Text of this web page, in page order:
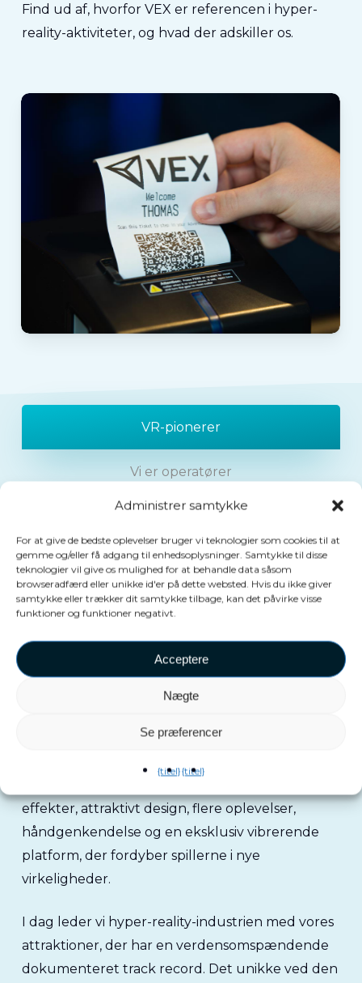
Administrer samtykke
For at give de bedste oplevelser bruger vi teknologier som cookies til at
gemme og/eller få adgang til enhedsoplysninger. Samtykke til disse
teknologier vil give os mulighed for at behandle data såsom
browseradfærd eller unikke id'er på dette websted. Hvis du ikke giver
samtykke eller trækker dit samtykke tilbage, kan det påvirke visse
funktioner og funktioner negativt.
Acceptere
Nægte
Se præferencer
{titel}{titel}
Find ud af, hvorfor VEX er referencen i hyper-
reality-aktiviteter, og hvad der adskiller os.
VR-pionerer
Vi er operatører
Mere end spil
Vores viden
Hyper-Reality-pionerer
hyperreality-attraktioni LBE, og den er stadig
effekter, attraktivt design, flere oplevelser,
håndgenkendelse og en eksklusiv vibrerende
platform, der fordyber spillerne i nye
virkeligheder.
I dag leder vi hyper-reality-industrien med vores
attraktioner, der har en verdensomspændende
dokumenteret track record. Det unikke ved den